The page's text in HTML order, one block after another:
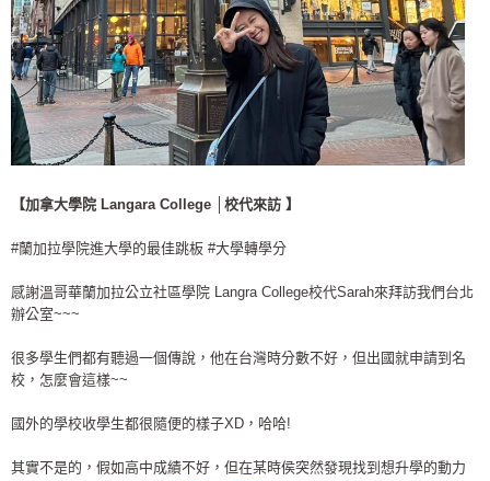
【加拿大學院 Langara College │校代來訪 】
#蘭加拉學院進大學的最佳跳板 #大學轉學分
感謝溫哥華蘭加拉公立社區學院 Langra College校代Sarah來拜訪我們台北
辦公室~~~
很多學生們都有聽過一個傳說，他在台灣時分數不好，但出國就申請到名
校，怎麼會這樣~~
國外的學校收學生都很隨便的樣子XD，哈哈!
其實不是的，假如高中成績不好，但在某時侯突然發現找到想升學的動力